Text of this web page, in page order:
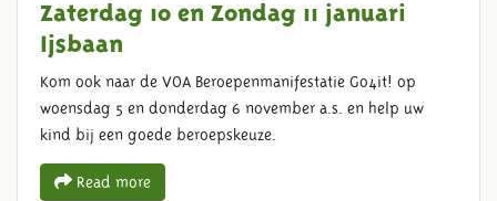
Zaterdag 10 en Zondag 11 januari
Ijsbaan
Kom ook naar de VOA Beroepenmanifestatie Go4it! op
woensdag 5 en donderdag 6 november a.s. en help uw
kind bij een goede beroepskeuze.
Read more